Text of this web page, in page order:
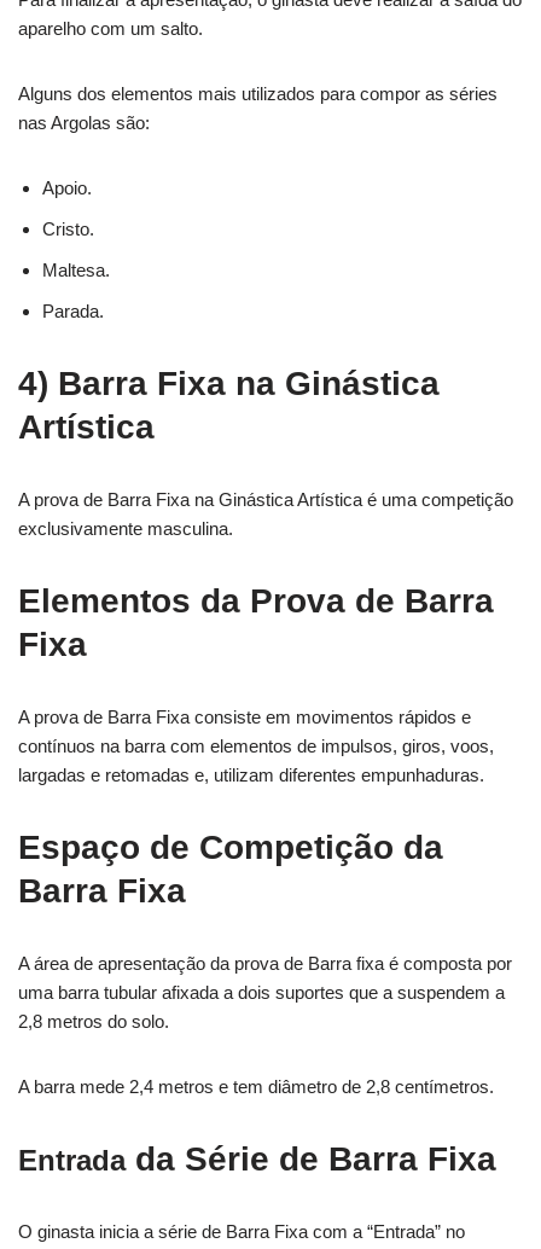
aparelho com um salto.
Alguns dos elementos mais utilizados para compor as séries
nas Argolas são:
Apoio.
Cristo.
Maltesa.
Parada.
4) Barra Fixa na Ginástica
Artística
A prova de Barra Fixa na Ginástica Artística é uma competição
exclusivamente masculina.
Elementos da Prova de Barra
Fixa
A prova de Barra Fixa consiste em movimentos rápidos e
contínuos na barra com elementos de impulsos, giros, voos,
largadas e retomadas e, utilizam diferentes empunhaduras.
Espaço de Competição da
Barra Fixa
A área de apresentação da prova de Barra fixa é composta por
uma barra tubular afixada a dois suportes que a suspendem a
2,8 metros do solo.
A barra mede 2,4 metros e tem diâmetro de 2,8 centímetros.
Entradada Série de Barra Fixa
O ginasta inicia a série de Barra Fixa com a “Entrada” no